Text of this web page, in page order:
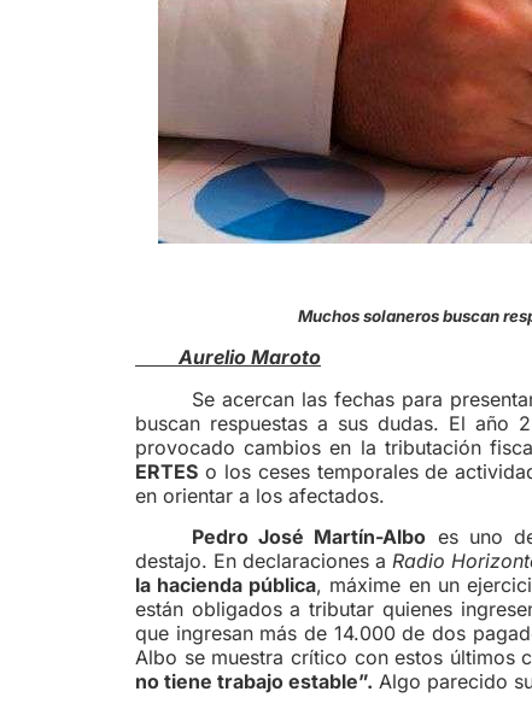
Muchos solaneros buscan
Aurelio Maroto
Se acercan las fechas para
buscan respuestas a sus dudas. El
provocado cambios en la tributación
ERTES o los ceses temporales de
en orientar a los afectados.
Pedro José Martín-Albo es uno
destajo. En declaraciones a Radio
la hacienda pública, máxime en un
están obligados a tributar quienes
que ingresan más de 14.000 de dos
Albo se muestra crítico con estos últimos
no tiene trabajo estable”. Algo parecido